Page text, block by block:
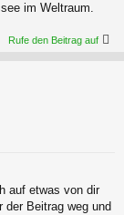
im Weltraum.
Rufe den Beitrag auf
auf etwas von dir
der Beitrag weg und